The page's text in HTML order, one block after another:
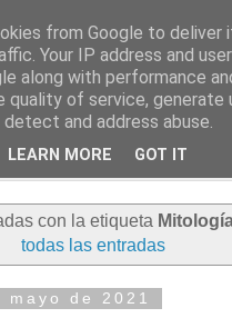
Valadé del Río
con la etiqueta
todas las entradas
de 2021
from Google to deliver
Your IP address and
along with performance
quality of service, generate
and address abuse.
LEARN MORE GOT IT